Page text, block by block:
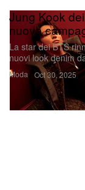
Moda
Jung Kook
nuova
La star dei BTS
nuovi look denim
Oct 30, 2025